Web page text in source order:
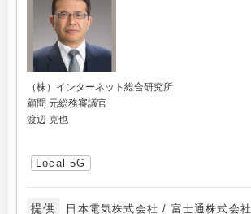
（株）インターネット総合研究所
顧問 元総務審議官
渡辺 克也
Local 5G
提供 日本電気株式会社 / 富士通株式会社